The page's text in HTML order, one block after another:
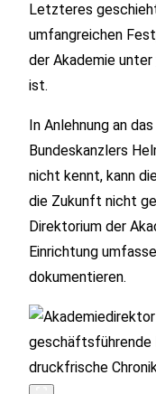
Letzteres
umfangreichen
der Akademie unter
ist.
In Anlehnung an
Bundeskanzlers
nicht kennt, kann
die Zukunft nicht
Direktorium der
Einrichtung
dokumentieren.